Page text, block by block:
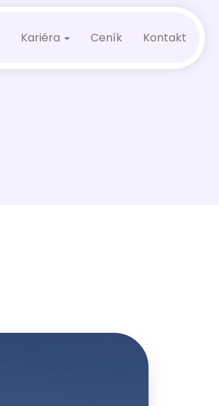
Kariéra Ceník Kontakt